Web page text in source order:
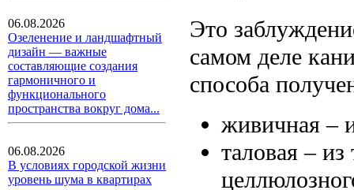
06.08.2026
Озеленение и ландшафтный
дизайн — важные
составляющие создания
гармоничного и
функционального
пространства вокруг дома...
06.08.2026
В условиях городской жизни
уровень шума в квартирах
Это
самом деле
способа
живичная –
таловая –